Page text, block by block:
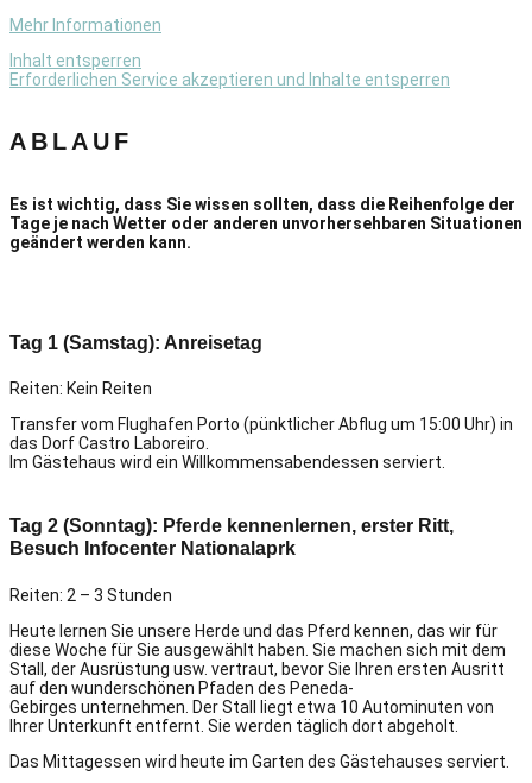
Mehr Informationen
Inhalt entsperren
Erforderlichen Service akzeptieren und Inhalte entsperren
ABLAUF
Es ist wichtig, dass Sie wissen sollten, dass die Reihenfolge der
Tage je nach Wetter oder anderen unvorhersehbaren Situationen
geändert werden kann.
Tag 1 (Samstag): Anreisetag
Reiten: Kein Reiten
Transfer vom Flughafen Porto (pünktlicher Abflug um 15:00 Uhr) in
das Dorf Castro Laboreiro.
Im Gästehaus wird ein Willkommensabendessen serviert.
Tag 2 (Sonntag): Pferde kennenlernen, erster Ritt,
Besuch Infocenter Nationalaprk
Reiten: 2 – 3 Stunden
Heute lernen Sie unsere Herde und das Pferd kennen, das wir für
diese Woche für Sie ausgewählt haben. Sie machen sich mit dem
Stall, der Ausrüstung usw. vertraut, bevor Sie Ihren ersten Ausritt
auf den wunderschönen Pfaden des Peneda-
Gebirges unternehmen. Der Stall liegt etwa 10 Autominuten von
Ihrer Unterkunft entfernt. Sie werden täglich dort abgeholt.
Das Mittagessen wird heute im Garten des Gästehauses serviert.